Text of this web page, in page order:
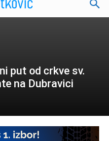
put od crkve sv.
na Dubravici